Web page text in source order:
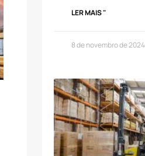
LER MAIS "
8 de novembro de 2024